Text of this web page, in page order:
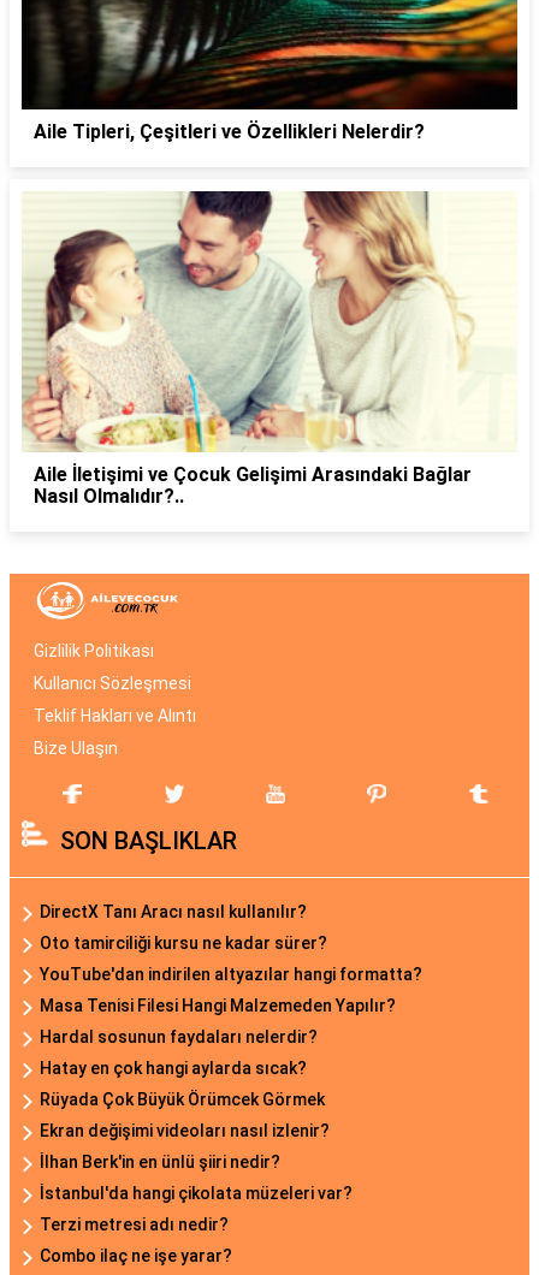
Aile Tipleri, Çeşitleri ve Özellikleri Nelerdir?
Aile İletişimi ve Çocuk Gelişimi Arasındaki Bağlar
Nasıl Olmalıdır?..
Gizlilik Politikası
Kullanıcı Sözleşmesi
Teklif Hakları ve Alıntı
Bize Ulaşın
SON BAŞLIKLAR
DirectX Tanı Aracı nasıl kullanılır?
Oto tamirciliği kursu ne kadar sürer?
YouTube'dan indirilen altyazılar hangi formatta?
Masa Tenisi Filesi Hangi Malzemeden Yapılır?
Hardal sosunun faydaları nelerdir?
Hatay en çok hangi aylarda sıcak?
Rüyada Çok Büyük Örümcek Görmek
Ekran değişimi videoları nasıl izlenir?
İlhan Berk'in en ünlü şiiri nedir?
İstanbul'da hangi çikolata müzeleri var?
Terzi metresi adı nedir?
Combo ilaç ne işe yarar?